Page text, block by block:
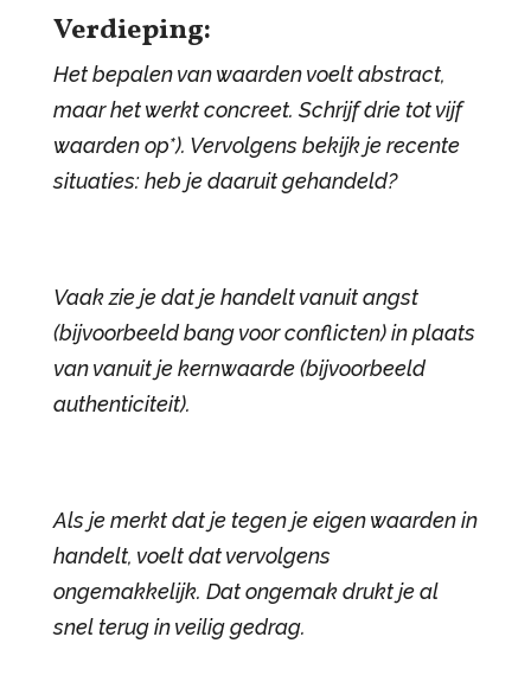
Verdieping:
Het bepalen van waarden voelt abstract,
maar het werkt concreet. Schrijf drie tot vijf
waarden op*). Vervolgens bekijk je recente
situaties: heb je daaruit gehandeld?
Vaak zie je dat je handelt vanuit angst
(bijvoorbeeld bang voor conflicten) in plaats
van vanuit je kernwaarde (bijvoorbeeld
authenticiteit).
Als je merkt dat je tegen je eigen waarden in
handelt, voelt dat vervolgens
ongemakkelijk. Dat ongemak drukt je al
snel terug in veilig gedrag.